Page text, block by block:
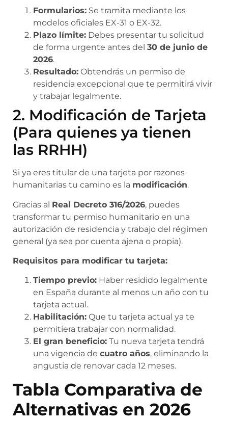
Formularios: Se tramita mediante los
modelos oficiales EX-31 o EX-32.
Plazo límite: Debes presentar tu solicitud
de forma urgente antes del 30 de junio de
2026.
Resultado: Obtendrás un permiso de
residencia excepcional que te permitirá vivir
y trabajar legalmente.
2. Modificación de Tarjeta
(Para quienes ya tienen
las RRHH)
Si ya eres titular de una tarjeta por razones
humanitarias tu camino es la modificación.
Gracias al Real Decreto 316/2026, puedes
transformar tu permiso humanitario en una
autorización de residencia y trabajo del régimen
general (ya sea por cuenta ajena o propia).
Requisitos para modificar tu tarjeta:
Tiempo previo: Haber residido legalmente
en España durante al menos un año con tu
tarjeta actual.
Habilitación: Que tu tarjeta actual ya te
permitiera trabajar con normalidad.
El gran beneficio: Tu nueva tarjeta tendrá
una vigencia de cuatro años, eliminando la
angustia de renovar cada 12 meses.
Tabla Comparativa de
Alternativas en 2026